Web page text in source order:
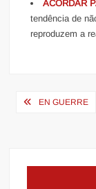
ACORDAR
tendência de
reproduzem a
EN GUERRE